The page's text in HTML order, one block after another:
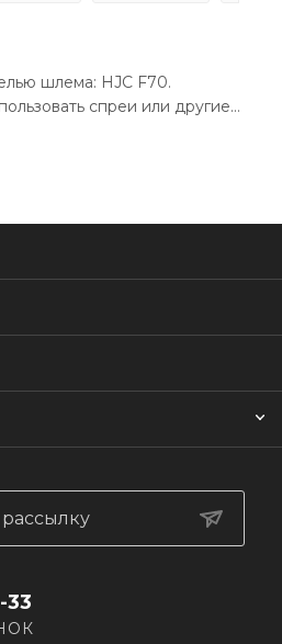
шлема: HJC F70.
спреи или другие
33